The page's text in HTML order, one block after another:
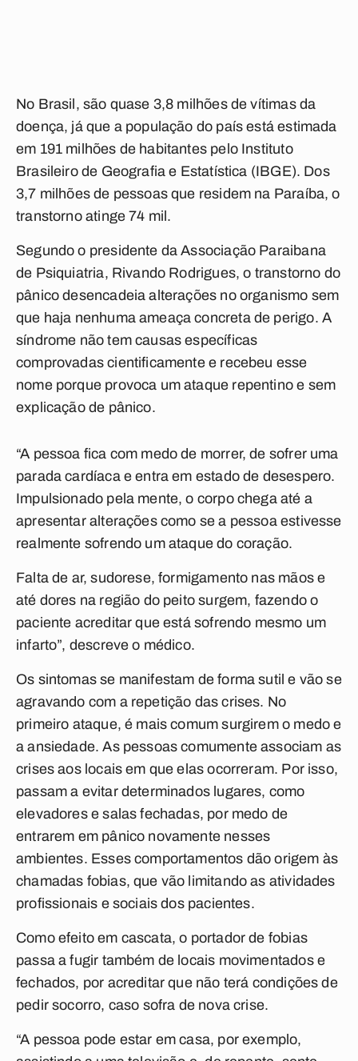
No Brasil, são quase 3,8 milhões de vítimas da
doença, já que a população do país está estimada
em 191 milhões de habitantes pelo Instituto
Brasileiro de Geografia e Estatística (IBGE). Dos
3,7 milhões de pessoas que residem na Paraíba, o
transtorno atinge 74 mil.
Segundo o presidente da Associação Paraibana
de Psiquiatria, Rivando Rodrigues, o transtorno do
pânico desencadeia alterações no organismo sem
que haja nenhuma ameaça concreta de perigo. A
síndrome não tem causas específicas
comprovadas cientificamente e recebeu esse
nome porque provoca um ataque repentino e sem
explicação de pânico.
“A pessoa fica com medo de morrer, de sofrer uma
parada cardíaca e entra em estado de desespero.
Impulsionado pela mente, o corpo chega até a
apresentar alterações como se a pessoa estivesse
realmente sofrendo um ataque do coração.
Falta de ar, sudorese, formigamento nas mãos e
até dores na região do peito surgem, fazendo o
paciente acreditar que está sofrendo mesmo um
infarto”, descreve o médico.
Os sintomas se manifestam de forma sutil e vão se
agravando com a repetição das crises. No
primeiro ataque, é mais comum surgirem o medo e
a ansiedade. As pessoas comumente associam as
crises aos locais em que elas ocorreram. Por isso,
passam a evitar determinados lugares, como
elevadores e salas fechadas, por medo de
entrarem em pânico novamente nesses
ambientes. Esses comportamentos dão origem às
chamadas fobias, que vão limitando as atividades
profissionais e sociais dos pacientes.
Como efeito em cascata, o portador de fobias
passa a fugir também de locais movimentados e
fechados, por acreditar que não terá condições de
pedir socorro, caso sofra de nova crise.
“A pessoa pode estar em casa, por exemplo,